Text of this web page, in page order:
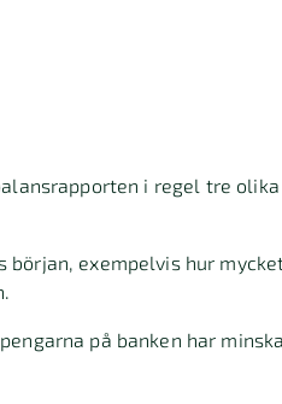
i regel tre olika
början, exempelvis hur
på banken har